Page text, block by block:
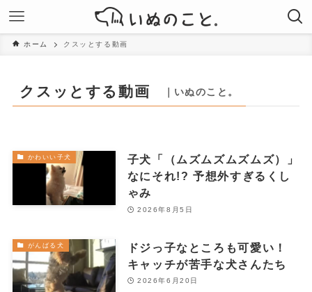
ホーム クスッとする動画
クスッとする動画 ｜いぬのこと。
かわいい子犬
子犬「（ムズムズムズムズ）」
なにそれ!? 予想外すぎるくし
ゃみ
2026年8月5日
がんばる犬
ドジっ子なところも可愛い！
キャッチが苦手な犬さんたち
2026年6月20日